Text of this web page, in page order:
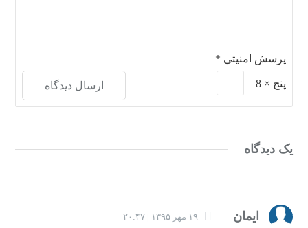
پرسش امنیتی *
پنج ×
8
=
یک دیدگاه
ایمان ۱۹ مهر ۱۳۹۵ | ۲۰:۴۷